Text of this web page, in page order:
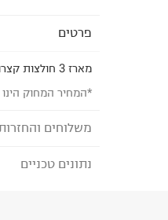
פרטים
מארז 3 חולצות קצרות עם מפתח צוואר עגול.
*המחיר המחוק
משלוחים
לבחירת בשיטת
נתונים טכניים